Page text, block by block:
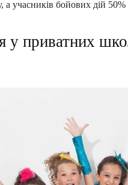
а учасників бойових дій
у приватних